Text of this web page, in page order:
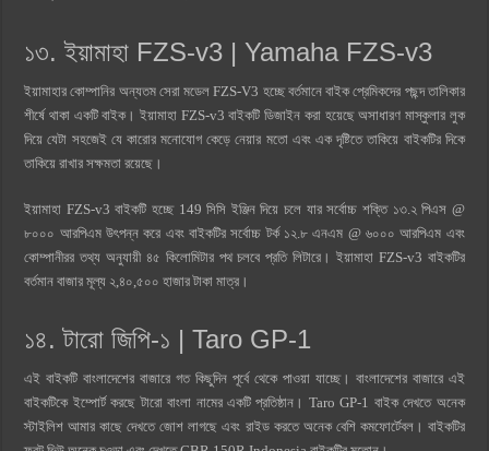
১৩. ইয়ামাহা FZS-v3 | Yamaha FZS-v3
ইয়ামাহার কোম্পানির অন্যতম সেরা মডেল FZS-V3 হচ্ছে বর্তমানে বাইক প্রেমিকদের পছন্দ তালিকার
শীর্ষে থাকা একটি বাইক। ইয়ামাহা FZS-v3 বাইকটি ডিজাইন করা হয়েছে অসাধারণ মাস্কুলার লুক
দিয়ে যেটা সহজেই যে কারোর মনোযোগ কেড়ে নেয়ার মতো এবং এক দৃষ্টিতে তাকিয়ে বাইকটির দিকে
তাকিয়ে রাখার সক্ষমতা রয়েছে।
ইয়ামাহা FZS-v3 বাইকটি হচ্ছে 149 সিসি ইঞ্জিন দিয়ে চলে যার সর্বোচ্চ শক্তি ১৩.২ পিএস @
৮০০০ আরপিএম উৎপন্ন করে এবং বাইকটির সর্বোচ্চ টর্ক ১২.৮ এনএম @ ৬০০০ আরপিএম এবং
কোম্পানীরর তথ্য অনুযায়ী ৪৫ কিলোমিটার পথ চলবে প্রতি লিটারে। ইয়ামাহা FZS-v3 বাইকটির
বর্তমান বাজার মূল্য ২,৪০,৫০০ হাজার টাকা মাত্র।
১৪. টারো জিপি-১ | Taro GP-1
এই বাইকটি বাংলাদেশের বাজারে গত কিছুদিন পূর্বে থেকে পাওয়া যাচ্ছে। বাংলাদেশের বাজারে এই
বাইকটিকে ইম্পোর্ট করছে টারো বাংলা নামের একটি প্রতিষ্ঠান। Taro GP-1 বাইক দেখতে অনেক
স্টাইলিশ আমার কাছে দেখতে জোশ লাগছে এবং রাইড করতে অনেক বেশি কমফোর্টেবল। বাইকটির